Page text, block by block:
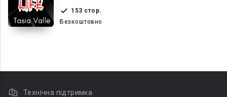
153 стор.
Безкоштовно
Технічна підтримка